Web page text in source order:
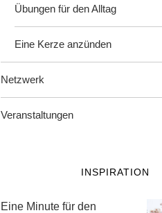
Übungen für den Alltag
Eine Kerze anzünden
Netzwerk
Veranstaltungen
INSPIRATION
Eine Minute für den